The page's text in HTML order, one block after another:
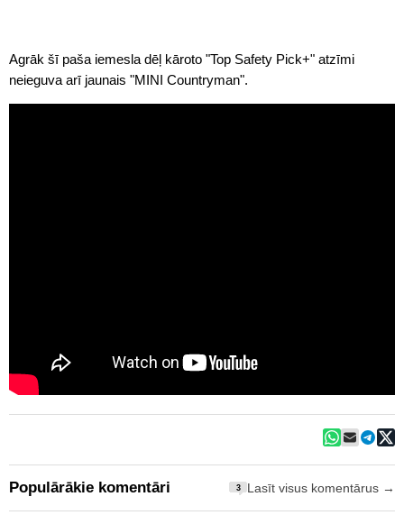
Agrāk šī paša iemesla dēļ kāroto "Top Safety Pick+" atzīmi
neieguva arī jaunais "MINI Countryman".
Populārākie komentāri 3 Lasīt visus komentārus →